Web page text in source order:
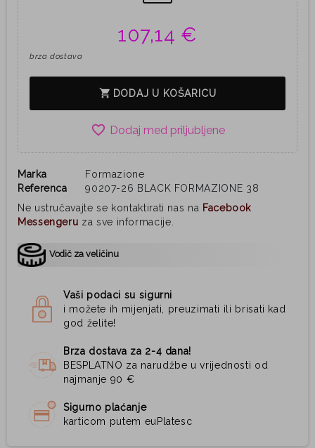
107,14 €
brza dostava
shopping_cart DODAJ U KOŠARICU
favorite_border
Marka
Formazione
Referenca
90207-26 BLACK FORMAZIONE 38
Ne ustručavajte se kontaktirati nas na Facebook
Messengeru za sve informacije.
Vodič za veličinu
Vaši podaci su sigurni
i možete ih mijenjati, preuzimati ili brisati kad
god želite!
Brza dostava za 2-4 dana!
BESPLATNO za narudžbe u vrijednosti od
najmanje 90 €
Sigurno plaćanje
karticom putem euPlatesc